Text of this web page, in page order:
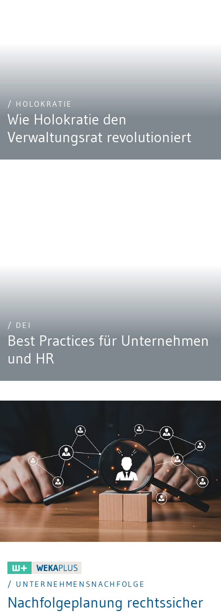
/ HOLOKRATIE
Wie Holokratie den
Verwaltungsrat revolutioniert
/ DEI
Best Practices für Unternehmen
und HR
/ UNTERNEHMENSNACHFOLGE
Nachfolgeplanung rechtssicher